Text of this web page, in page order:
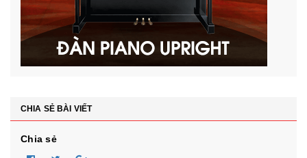
CHIA SẺ BÀI VIẾT
Chia sẻ